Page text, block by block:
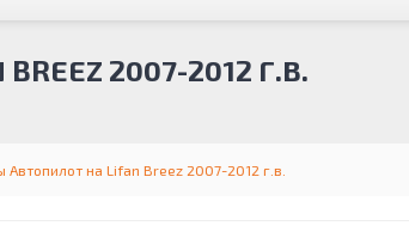
Автопилот на Lifan Breez 2007-2012 г.в.
2007-2012 Г.В.